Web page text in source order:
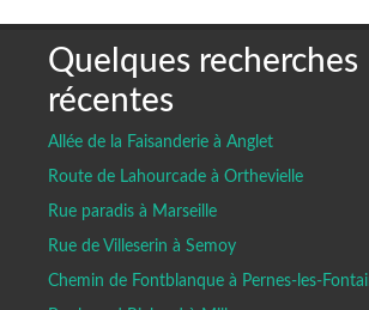
Quelques recherches
récentes
Allée de la Faisanderie à Anglet
Route de Lahourcade à Orthevielle
Rue paradis à Marseille
Rue de Villeserin à Semoy
Chemin de Fontblanque à Pernes-les-